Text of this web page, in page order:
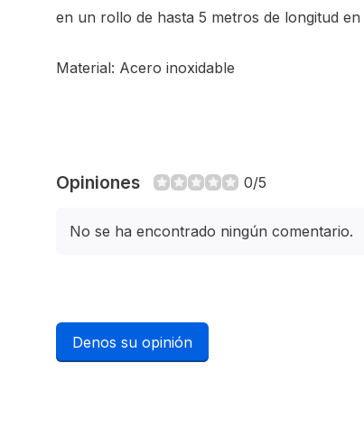
en un rollo de hasta 5 metros de longitud en
Material: Acero inoxidable
Opiniones 0/5
No se ha encontrado ningún comentario.
Denos su opinión